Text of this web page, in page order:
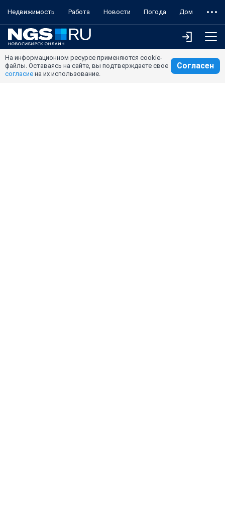
Недвижимость Работа Новости Погода Дом
На информационном ресурсе применяются cookie-
файлы. Оставаясь на сайте, вы подтверждаете свое
согласие на их использование.
Согласен